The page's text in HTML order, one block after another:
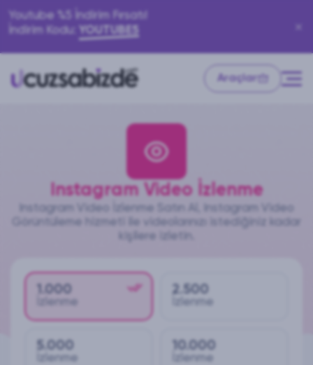
Youtube %5 İndirim Fırsatı!
İndirim Kodu: YOUTUBE5
Araçlar
Instagram Video İzlenme
Instagram Video İzlenme Satın Al, Instagram Video
Görüntüleme hizmeti ile videolarınızı istediğiniz kadar
kişilere izletin.
1.000
İzlenme
2.500
İzlenme
5.000
İzlenme
10.000
İzlenme